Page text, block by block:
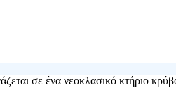
σε ένα νεοκλασικό κτήριο